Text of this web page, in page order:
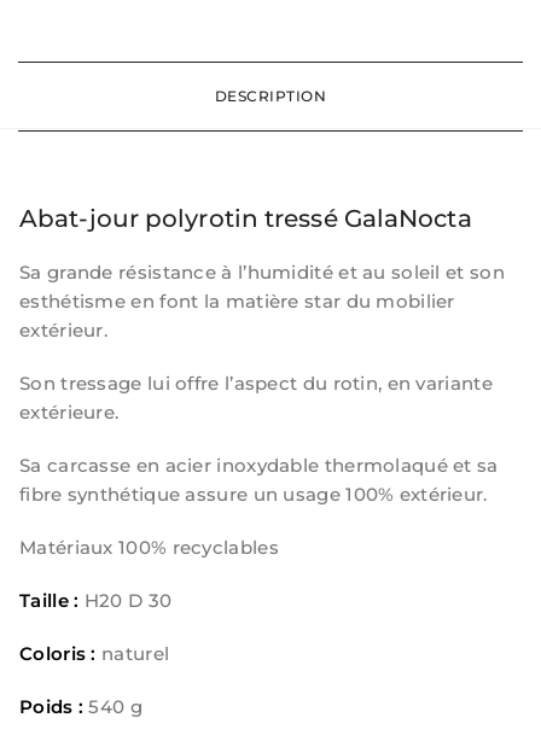
DESCRIPTION
Abat-jour polyrotin tressé GalaNocta
Sa grande résistance à l’humidité et au soleil et son
esthétisme en font la matière star du mobilier
extérieur.
Son tressage lui offre l’aspect du rotin, en variante
extérieure.
Sa carcasse en acier inoxydable thermolaqué et sa
fibre synthétique assure un usage 100% extérieur.
Matériaux 100% recyclables
Taille : H20 D 30
Coloris : naturel
Poids :540 g